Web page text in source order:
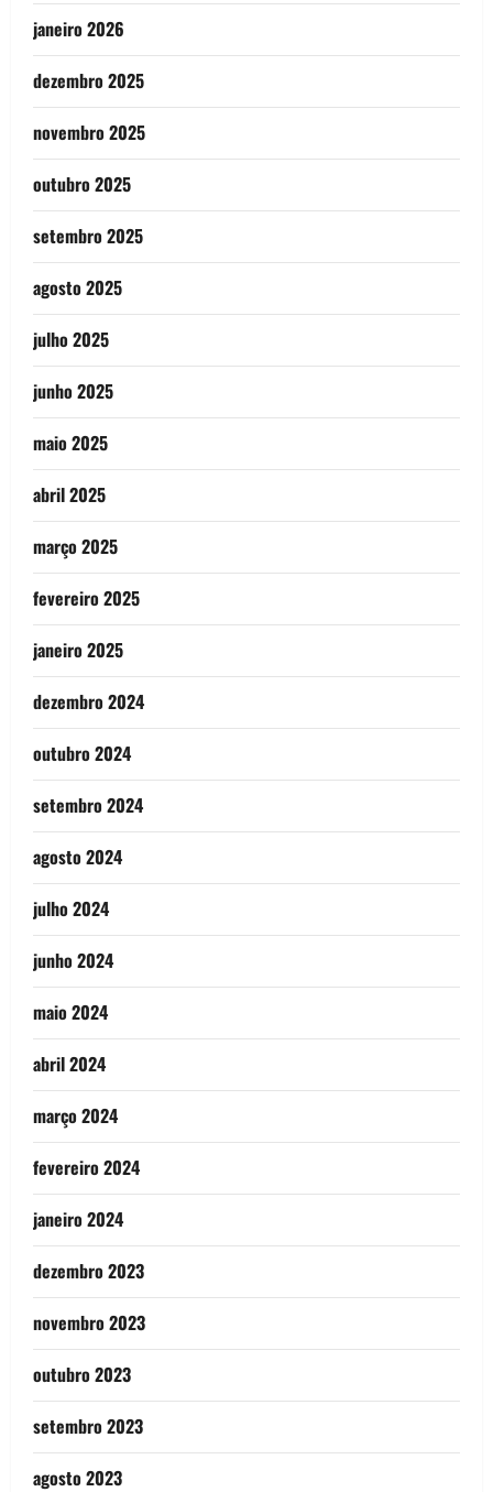
janeiro 2026
dezembro 2025
novembro 2025
outubro 2025
setembro 2025
agosto 2025
julho 2025
junho 2025
maio 2025
abril 2025
março 2025
fevereiro 2025
janeiro 2025
dezembro 2024
outubro 2024
setembro 2024
agosto 2024
julho 2024
junho 2024
maio 2024
abril 2024
março 2024
fevereiro 2024
janeiro 2024
dezembro 2023
novembro 2023
outubro 2023
setembro 2023
agosto 2023